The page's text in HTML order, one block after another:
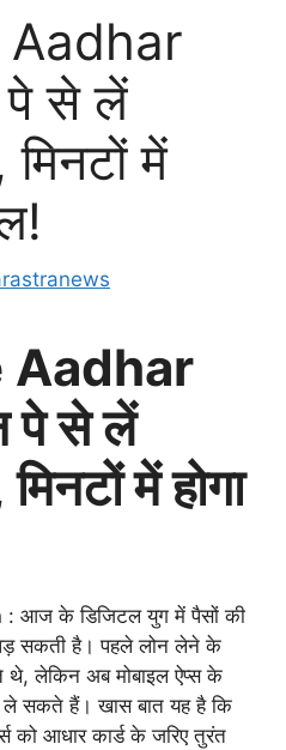
Aadhar
पे से लें
में
Aadhar
पे से लें
में होगा
आज के डिजिटल युग में पैसों की
सकती है। पहले लोन लेने के
लेकिन अब मोबाइल ऐप्स के
ले सकते हैं। खास बात यह है कि
आधार कार्ड के जरिए तुरंत